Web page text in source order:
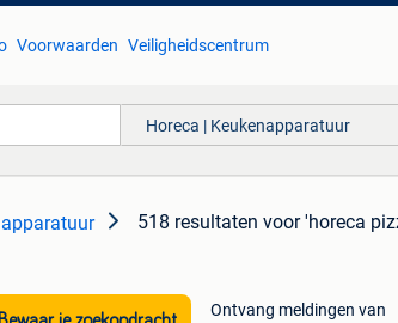
Voorwaarden Veiligheidscentrum
Horeca | Keukenapparatuur
518 resultaten voor 'horeca
Ontvang meldingen van